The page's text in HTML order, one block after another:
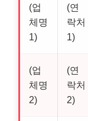
(업
체명
1)
(연
락처
1)
(업
체명
2)
(연
락처
2)